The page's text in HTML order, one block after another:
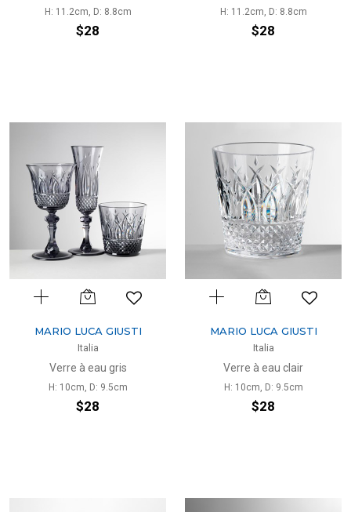
H: 11.2cm, D: 8.8cm
$28
H: 11.2cm, D: 8.8cm
$28
MARIO LUCA GIUSTI
Italia
Verre à eau gris
H: 10cm, D: 9.5cm
$28
MARIO LUCA GIUSTI
Italia
Verre à eau clair
H: 10cm, D: 9.5cm
$28